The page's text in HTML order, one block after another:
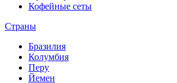
Кофейные сеты
Страны
Бразилия
Колумбия
Перу
Йемен